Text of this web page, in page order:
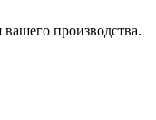
производства.